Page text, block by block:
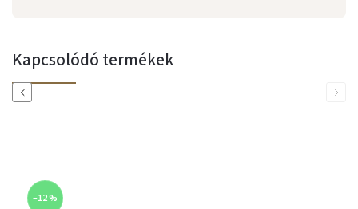
Kapcsolódó termékek
Previous
–12 %
Next